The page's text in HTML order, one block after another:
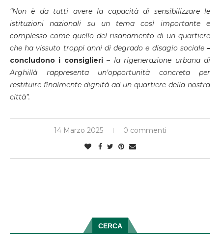
“Non è da tutti avere la capacità di sensibilizzare le
istituzioni nazionali su un tema così importante e
complesso come quello del risanamento di un quartiere
che ha vissuto troppi anni didegrado e disagio sociale–
concludono i consiglieri – larigenerazione urbanadi
Arghillà rappresenta un’opportunità concreta per
restituire finalmente dignità ad un quartiere della nostra
città”.
14 Marzo 2025 0 commenti
CERCA